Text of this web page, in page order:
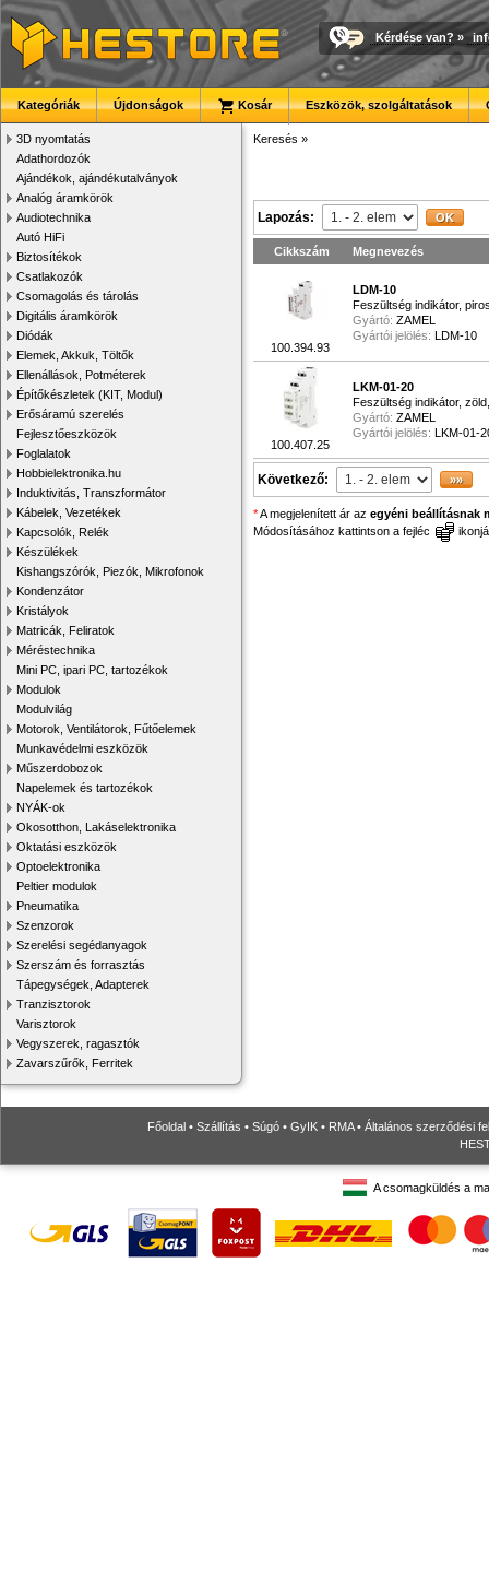
Kérdése van? »
Kategóriák Újdonságok Kosár Eszközök, szolgáltatások
3D nyomtatás
Adathordozók
Ajándékok, ajándékutalványok
Analóg áramkörök
Audiotechnika
Autó HiFi
Biztosítékok
Csatlakozók
Csomagolás és tárolás
Digitális áramkörök
Diódák
Elemek, Akkuk, Töltők
Ellenállások, Potméterek
Építőkészletek (KIT, Modul)
Erősáramú szerelés
Fejlesztőeszközök
Foglalatok
Hobbielektronika.hu
Induktivitás, Transzformátor
Kábelek, Vezetékek
Kapcsolók, Relék
Készülékek
Kishangszórók, Piezók, Mikrofonok
Kondenzátor
Kristályok
Matricák, Feliratok
Méréstechnika
Mini PC, ipari PC, tartozékok
Modulok
Modulvilág
Motorok, Ventilátorok, Fűtőelemek
Munkavédelmi eszközök
Műszerdobozok
Napelemek és tartozékok
NYÁK-ok
Okosotthon, Lakáselektronika
Oktatási eszközök
Optoelektronika
Peltier modulok
Pneumatika
Szenzorok
Szerelési segédanyagok
Szerszám és forrasztás
Tápegységek, Adapterek
Tranzisztorok
Varisztorok
Vegyszerek, ragasztók
Zavarszűrők, Ferritek
Keresés »
Lapozás:
Cikkszám Megnevezés
100.394.93
LDM-10
Feszültség indikátor,
Gyártó: ZAMEL
Gyártói jelölés: LDM-10
100.407.25
LKM-01-20
Feszültség indikátor,
Gyártó: ZAMEL
Gyártói jelölés: LKM-01-
Következő:
*A megjelenített ár az egyéni beállításnak
Módosításához kattintson a fejléc
Főoldal • Szállítás • Súgó • GyIK • RMA• Általános szerződési
A csomagküldés a